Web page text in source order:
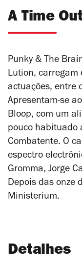
A Time
Punky & The
Lution, carregam
actuações, entre
Apresentam-se
Bloop, com um
pouco habituado
Combatente. O
espectro
Gromma, Jorge
Depois das onze
Ministerium.
Detalhes